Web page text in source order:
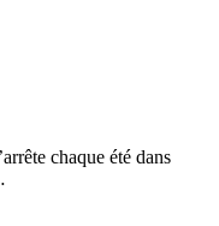
chaque été dans